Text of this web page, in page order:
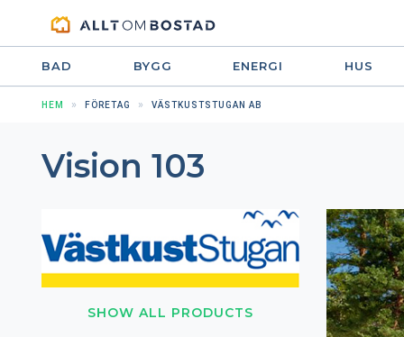
BAD BYGG ENERGI HUS
HEM FÖRETAG VÄSTKUSTSTUGAN AB
Vision 103
SHOW ALL PRODUCTS